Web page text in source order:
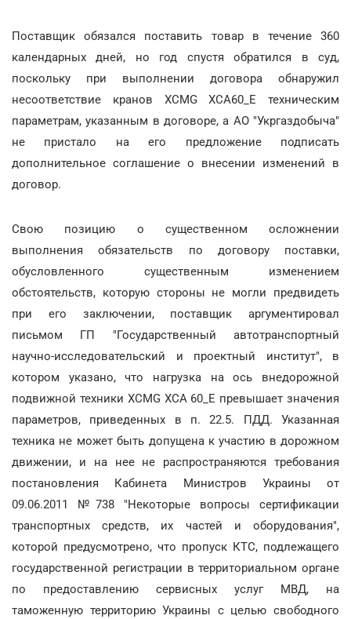
Поставщик обязался поставить товар в течение 360
календарных дней, но год спустя обратился в суд,
поскольку при выполнении договора обнаружил
несоответствие кранов XCMG XCA60_Е техническим
параметрам, указанным в договоре, а АО "Укргаздобыча"
не пристало на его предложение подписать
дополнительное соглашение о внесении изменений в
договор.
Свою позицию о существенном осложнении
выполнения обязательств по договору поставки,
обусловленного существенным изменением
обстоятельств, которую стороны не могли предвидеть
при его заключении, поставщик аргументировал
письмом ГП "Государственный автотранспортный
научно-исследовательский и проектный институт", в
котором указано, что нагрузка на ось внедорожной
подвижной техники ХСМG XCA 60_E превышает значения
параметров, приведенных в п. 22.5. ПДД. Указанная
техника не может быть допущена к участию в дорожном
движении, и на нее не распространяются требования
постановления Кабинета Министров Украины от
09.06.2011 №738 "Некоторые вопросы сертификации
транспортных средств, их частей и оборудования",
которой предусмотрено, что пропуск КТС, подлежащего
государственной регистрации в территориальном органе
по предоставлению сервисных услуг МВД, на
таможенную территорию Украины с целью свободного